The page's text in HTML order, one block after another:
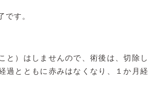
です。
と）はしませんので、術後は、切除し
過とともに赤みはなくなり、１か月経